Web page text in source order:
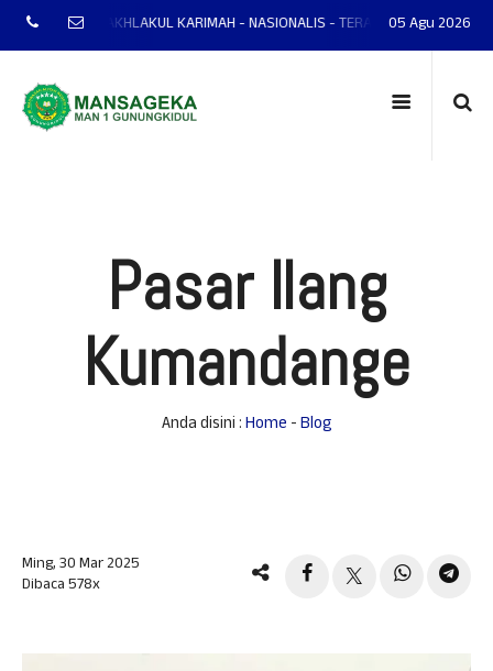
- AKHLAKUL KARIMAH - NASIONALIS - TERAMPIL - ADAPTIF - PRESTASI
05 Agu 2026
Pasar Ilang
Kumandange
Anda disini :Home -Blog
Ming, 30 Mar 2025
Dibaca 578x